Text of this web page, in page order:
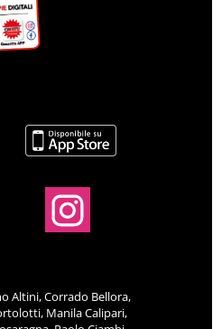
Altini, Corrado Bellora,
Manila Calipari,